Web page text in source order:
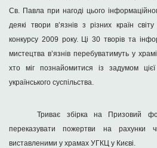
Св. Павла при нагоді цього
деякі твори в’язнів з різних країн
конкурсу 2009 року. Ці 30 творів та
мистецтва в’язнів перебуватимуть у
хто міг познайомитися із задумом цієї
українського суспільства.
Триває збірка на Призовий
переказувати пожертви на рахунки
виставленими у храмах УГКЦ у Києві.